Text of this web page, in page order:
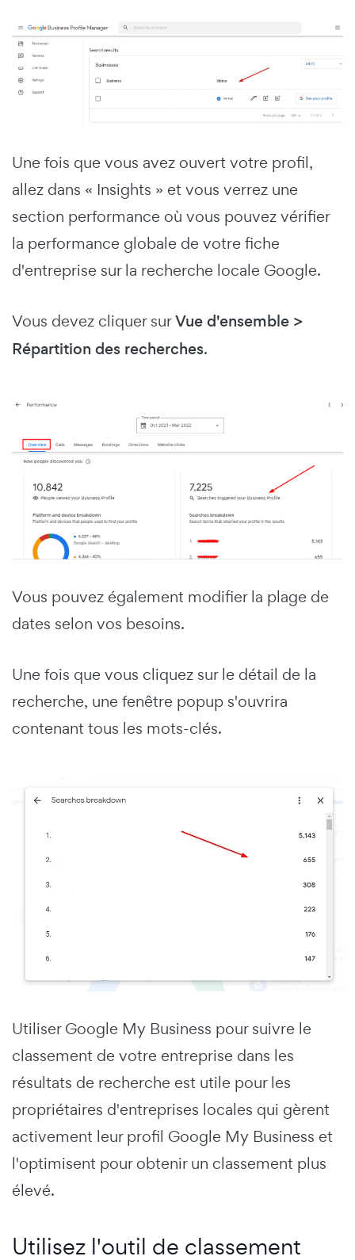
Une fois que vous avez ouvert votre profil,
allez dans « Insights » et vous verrez une
section performance où vous pouvez vérifier
la performance globale de votre fiche
d'entreprise sur la recherche locale Google.
Vous devez cliquer surVue d'ensemble >
Répartition des recherches.
Vous pouvez également modifier la plage de
dates selon vos besoins.
Une fois que vous cliquez sur le détail de la
recherche, une fenêtre popup s'ouvrira
contenant tous les mots-clés.
Utiliser Google My Business pour suivre le
classement de votre entreprise dans les
résultats de recherche est utile pour les
propriétaires d'entreprises locales qui gèrent
activement leur profil Google My Business et
l'optimisent pour obtenir un classement plus
élevé.
Utilisez l'outil de classement